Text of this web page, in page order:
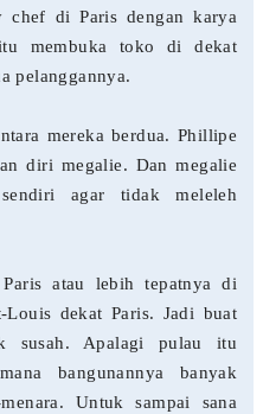
chef di Paris dengan karya
membuka toko di dekat
pelanggannya.
mereka berdua. Phillipe
diri megalie. Dan megalie
agar tidak meleleh
atau lebih tepatnya di
dekat Paris. Jadi buat
susah. Apalagi pulau itu
bangunannya banyak
Untuk sampai sana